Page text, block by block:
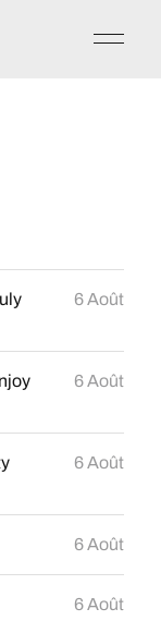
6 Août
6 Août
6 Août
6 Août
6 Août